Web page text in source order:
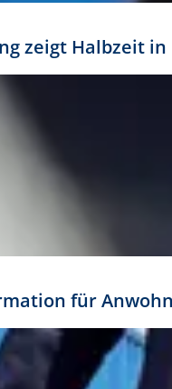
zeigt Halbzeit
für